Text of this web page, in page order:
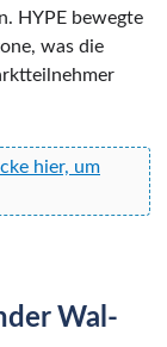
HYPE bewegte
was die
hier, um
Wal-